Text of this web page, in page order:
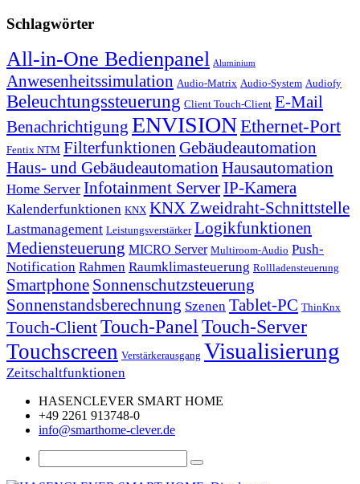
Schlagwörter
All-in-One Bedienpanel Aluminium
Anwesenheitssimulation Audio-Matrix Audio-System Audiofy
Beleuchtungssteuerung Client Touch-Client E-Mail
Benachrichtigung ENVISIONEthernet-Port
Fentix NTM Filterfunktionen Gebäudeautomation
Haus- und Gebäudeautomation Hausautomation
Home Server Infotainment ServerIP-Kamera
Kalenderfunktionen KNX KNX Zweidraht-Schnittstelle
Lastmanagement Leistungsverstärker Logikfunktionen
Mediensteuerung MICRO Server Multiroom-Audio Push-
Notification Rahmen Raumklimasteuerung Rollladensteuerung
Smartphone Sonnenschutzsteuerung
Sonnenstandsberechnung Szenen Tablet-PC ThinKnx
Touch-ClientTouch-PanelTouch-Server
Touchscreen Verstärkerausgang Visualisierung
Zeitschaltfunktionen
HASENCLEVER SMART HOME
+49 2261 913748-0
info@smarthome-clever.de